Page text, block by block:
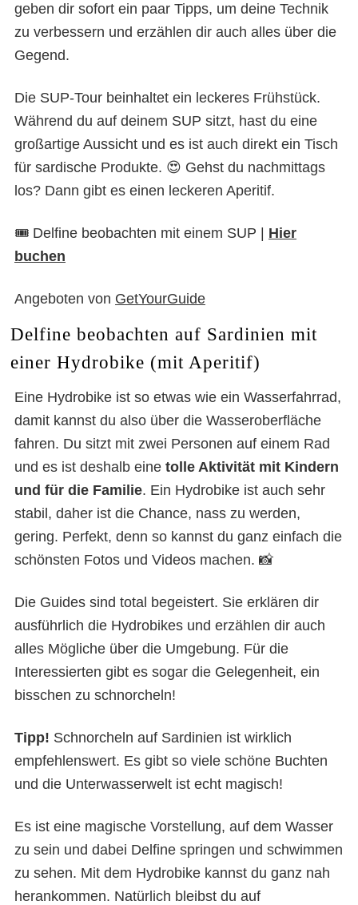
geben dir sofort ein paar Tipps, um deine Technik
zu verbessern und erzählen dir auch alles über die
Gegend.
Die SUP-Tour beinhaltet ein leckeres Frühstück.
Während du auf deinem SUP sitzt, hast du eine
großartige Aussicht und es ist auch direkt ein Tisch
für sardische Produkte. 😍 Gehst du nachmittags
los? Dann gibt es einen leckeren Aperitif.
🎟️ Delfine beobachten mit einem SUP | Hier
buchen
Angeboten von GetYourGuide
Delfine beobachten auf Sardinien mit
einer Hydrobike (mit Aperitif)
Eine Hydrobike ist so etwas wie ein Wasserfahrrad,
damit kannst du also über die Wasseroberfläche
fahren. Du sitzt mit zwei Personen auf einem Rad
und es ist deshalb eine tolle Aktivität mit Kindern
und für die Familie. Ein Hydrobike ist auch sehr
stabil, daher ist die Chance, nass zu werden,
gering. Perfekt, denn so kannst du ganz einfach die
schönsten Fotos und Videos machen. 📸
Die Guides sind total begeistert. Sie erklären dir
ausführlich die Hydrobikes und erzählen dir auch
alles Mögliche über die Umgebung. Für die
Interessierten gibt es sogar die Gelegenheit, ein
bisschen zu schnorcheln!
Tipp! Schnorcheln auf Sardinien ist wirklich
empfehlenswert. Es gibt so viele schöne Buchten
und die Unterwasserwelt ist echt magisch!
Es ist eine magische Vorstellung, auf dem Wasser
zu sein und dabei Delfine springen und schwimmen
zu sehen. Mit dem Hydrobike kannst du ganz nah
herankommen. Natürlich bleibst du auf